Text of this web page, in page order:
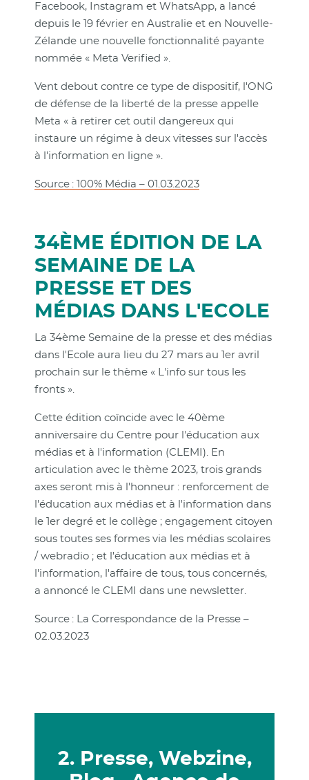
Facebook, Instagram et WhatsApp, a lancé
depuis le 19 février en Australie et en Nouvelle-
Zélande une nouvelle fonctionnalité payante
nommée « Meta Verified ».
Vent debout contre ce type de dispositif, l'ONG
de défense de la liberté de la presse appelle
Meta « à retirer cet outil dangereux qui
instaure un régime à deux vitesses sur l'accès
à l'information en ligne ».
Source : 100% Média – 01.03.2023
34ÈME ÉDITION DE LA
SEMAINE DE LA
PRESSE ET DES
MÉDIAS DANS L'ECOLE
La 34ème Semaine de la presse et des médias
dans l'Ecole aura lieu du 27 mars au 1er avril
prochain sur le thème « L'info sur tous les
fronts ».
Cette édition coïncide avec le 40ème
anniversaire du Centre pour l'éducation aux
médias et à l'information (CLEMI). En
articulation avec le thème 2023, trois grands
axes seront mis à l'honneur : renforcement de
l'éducation aux médias et à l'information dans
le 1er degré et le collège ; engagement citoyen
sous toutes ses formes via les médias scolaires
/ webradio ; et l'éducation aux médias et à
l'information, l'affaire de tous, tous concernés,
a annoncé le CLEMI dans une newsletter.
Source : La Correspondance de la Presse –
02.03.2023
2. Presse, Webzine,